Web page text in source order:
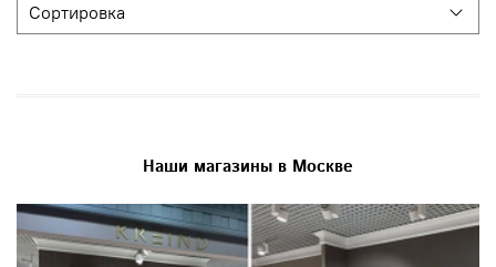
Наши магазины в Москве